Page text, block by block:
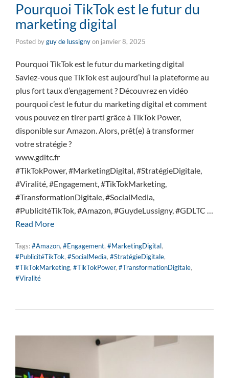
Pourquoi TikTok est le futur du
marketing digital
Posted byguy de lussignyon janvier 8, 2025
Pourquoi TikTok est le futur du marketing digital
Saviez-vous que TikTok est aujourd’hui la plateforme au
plus fort taux d’engagement ? Découvrez en vidéo
pourquoi c’est le futur du marketing digital et comment
vous pouvez en tirer parti grâce à TikTok Power,
disponible sur Amazon. Alors, prêt(e) à transformer
votre stratégie ?
www.gdltc.fr
#TikTokPower, #MarketingDigital, #StratégieDigitale,
#Viralité, #Engagement, #TikTokMarketing,
#TransformationDigitale, #SocialMedia,
#PublicitéTikTok, #Amazon, #GuydeLussigny, #GDLTC …
Read More
Tags:#Amazon, #Engagement, #MarketingDigital,
#PublicitéTikTok, #SocialMedia, #StratégieDigitale,
#TikTokMarketing, #TikTokPower, #TransformationDigitale,
#Viralité